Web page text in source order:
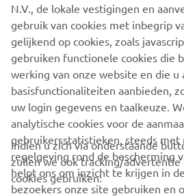
Rear brake
Front tyre
Rear tyre
CORPORATE
N.V., de lokale vestigingen en
gebruik van cookies met inbegrip
gelijkend op cookies, zoals
gebruiken functionele cookies die
werking van onze website en die u
basisfunctionaliteiten aanbieden,
uw login gegevens en taalkeuze.
analytische cookies voor de
gebruikersstatistieken, steeds met
regelgeving rond de bescherming
helpt ons om inzicht te krijgen in
bezoekers onze site gebruiken en
Indien u zich via onderstaande
zullen we ook tracking/advertentie
cookies gebruiken: